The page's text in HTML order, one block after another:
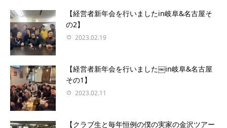
【経営者新年会を行いましたin岐阜&名古屋そ
の2】
2023.02.19
【経営者新年会を行いました￼in岐阜&名古屋
その1】
2023.02.11
【クラブ生と毎年恒例の僕の実家の金沢ツアー